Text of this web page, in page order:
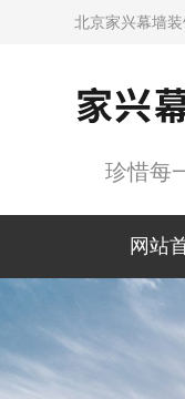
北京家兴幕墙
珍惜每
网站